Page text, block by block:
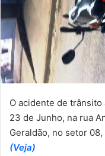
O acidente de
23 de Junho, na rua
Geraldão, no setor
(Veja)